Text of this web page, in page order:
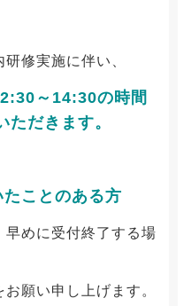
修実施に伴い、
～14:30の時間
だきます。
ことのある方
早めに受付終了する場
願い申し上げます。